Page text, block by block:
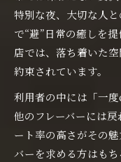
特別な夜、大切な人
で“避”日常の癒しを
店では、落ち着いた
約束されています。
利用者の中には「一
他のフレーバーには
ート率の高さがその
バーを求める方はも